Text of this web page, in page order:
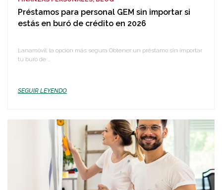
Préstamos para personal GEM sin importar si
estás en buró de crédito en 2026
Lanamóvil: la opción más segura Obtener un préstamo sin importar
tu buró de ...
SEGUIR LEYENDO